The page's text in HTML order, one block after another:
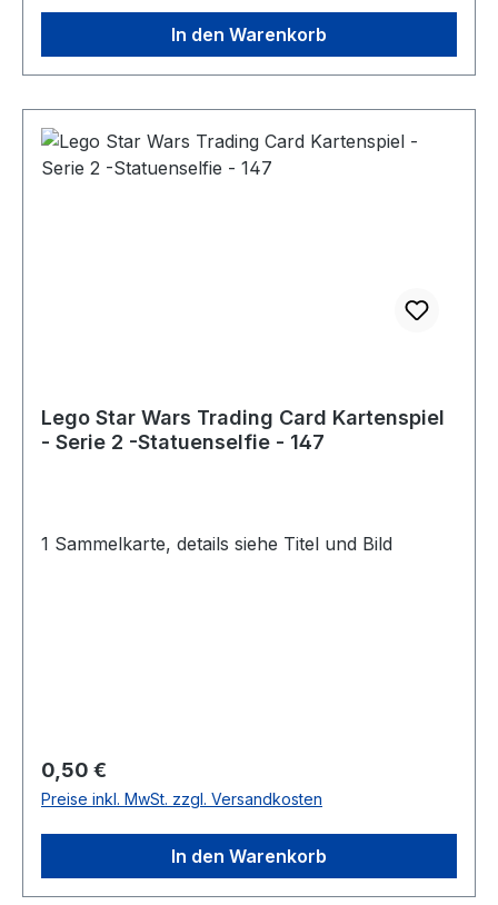
In den Warenkorb
Lego Star Wars Trading Card Kartenspiel
- Serie 2 -Statuenselfie - 147
1 Sammelkarte, details siehe Titel und Bild
Regulärer Preis:
0,50 €
Preise inkl. MwSt. zzgl. Versandkosten
In den Warenkorb